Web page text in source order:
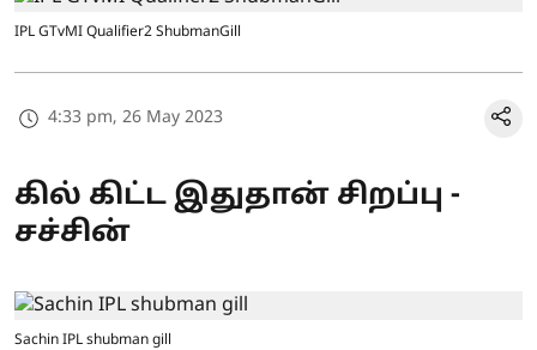
IPL GTvMI Qualifier2 ShubmanGill
4:33 pm, 26 May 2023
கில் கிட்ட இதுதான் சிறப்பு -
சச்சின்
Sachin IPL shubman gill